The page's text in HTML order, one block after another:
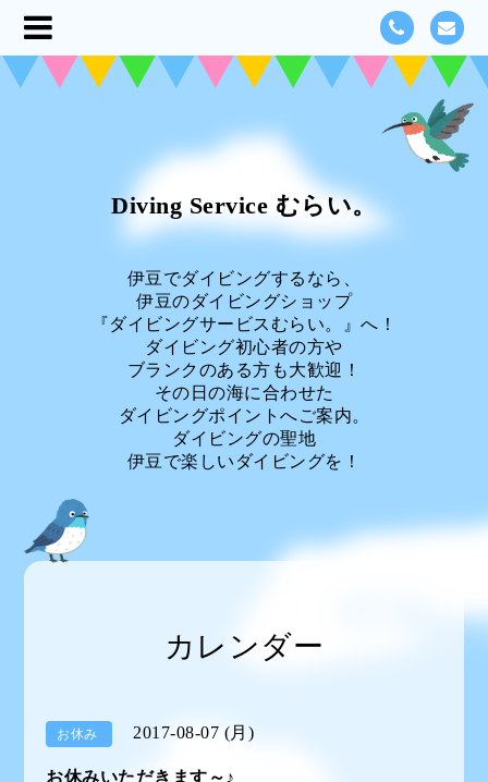
Diving Service むらい。
伊豆でダイビングするなら、
伊豆のダイビングショップ
『ダイビングサービスむらい。』へ！
ダイビング初心者の方や
ブランクのある方も大歓迎！
その日の海に合わせた
ダイビングポイントへご案内。
ダイビングの聖地
伊豆で楽しいダイビングを！
カレンダー
お休み 2017-08-07 (月)
お休みいただきます～♪